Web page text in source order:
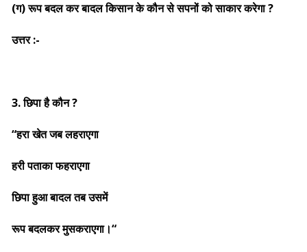
(ग) रूप बदल कर बादल किसान के कौन से सपनों को साकार करेगा ?
उत्तर :-
3. छिपा है कौन ?
“हरा खेत जब लहराएगा
हरी पताका फहराएगा
छिपा हुआ बादल तब उसमें
रूप बदलकर मुसकराएगा।“